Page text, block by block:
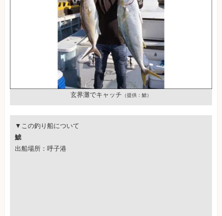
玄界灘でキャッチ （提供：鯱）
▼この釣り船について
鯱
出船場所：呼子港